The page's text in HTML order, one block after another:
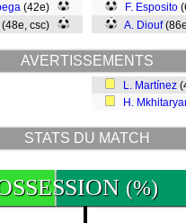
(42e)
(48e, csc)
F. Esposito
A. Diouf
AVERTISSEMENTS
L. Martínez
H.
STATS DU MATCH
(%)